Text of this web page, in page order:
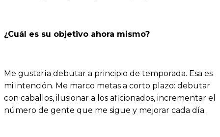
¿Cuál es su objetivo ahora mismo?
Me gustaría debutar a principio de temporada. Esa es
mi intención. Me marco metas a corto plazo: debutar
con caballos, ilusionar a los aficionados, incrementar el
número de gente que me sigue y mejorar cada día.